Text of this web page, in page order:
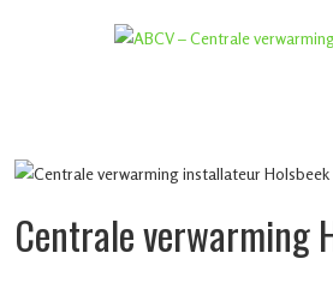
Centrale verwarming